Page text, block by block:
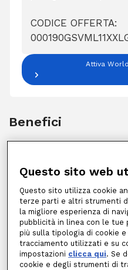
CODICE OFFERTA:
Attiva
Benefici
Se cambi fornitore,
attivazione,
fornitura, e nessun
Questo sito web
Questo sito utilizza cookie
terze parti e altri strumenti
la migliore esperienza di
pubblicità in linea con le tue
più sulla tipologia di cookie
tracciamento utilizzati e su
impostazioni clicca qui. Se
cookie e degli strumenti di